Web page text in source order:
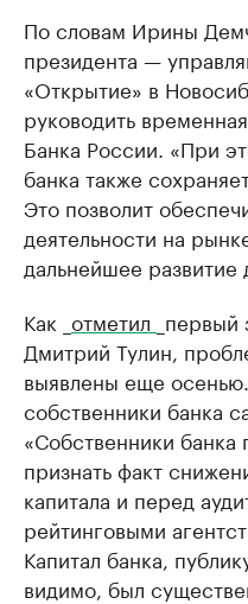
По словам Ирины
президента —
«Открытие» в
руководить
Банка России. «При
банка также
Это позволит
деятельности на
дальнейшее развитие
Как _ отметил
Дмитрий Тулин,
выявлены еще
собственники банка
«Собственники банка
признать факт
капитала и перед
рейтинговыми
Капитал банка,
видимо, был